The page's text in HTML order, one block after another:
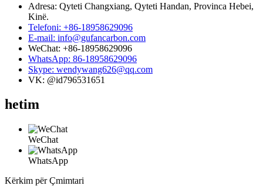
Adresa: Qyteti Changxiang, Qyteti Handan, Provinca Hebei,
Kinë.
Telefoni: +86-18958629096
E-mail: info@gufancarbon.com
WeChat: +86-18958629096
WhatsApp: 86-18958629096
Skype: wendywang626@qq.com
VK: @id796531651
hetim
WeChat
WhatsApp
Kërkim për Çmimtari